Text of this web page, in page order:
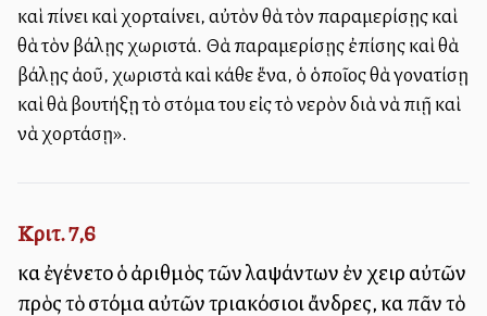
καὶ πίνει καὶ χορταίνει, αὐτὸν θὰ τὸν παραμερίσῃς καὶ
θὰ τὸν βάλῃς χωριστά. Θὰ παραμερίσῃς ἐπίσης καὶ θὰ
βάλῃς ἀλλοῦ, χωριστὰ καὶ κάθε ἕνα, ὁ ὁποῖος θὰ γονατίσῃ
καὶ θὰ βουτήξῃ τὸ στόμα του εἰς τὸ νερὸν διὰ νὰ πιῇ καὶ
νὰ χορτάσῃ».
Κριτ. 7,6
καὶ ἐγένετο ὁ ἀριθμὸς τῶν λαψάντων ἐν χειρὶ αὐτῶν
πρὸς τὸ στόμα αὐτῶν τριακόσιοι ἄνδρες, καὶ πᾶν τὸ